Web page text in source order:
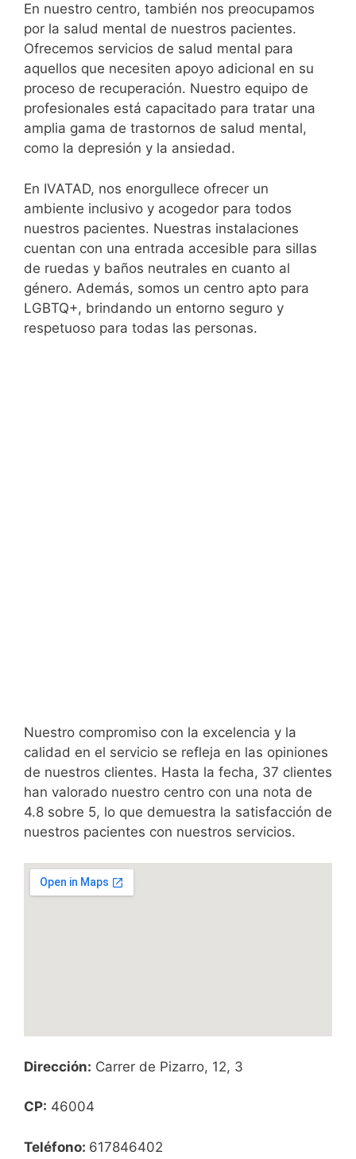
En nuestro centro, también nos preocupamos
por la salud mental de nuestros pacientes.
Ofrecemos servicios de salud mental para
aquellos que necesiten apoyo adicional en su
proceso de recuperación. Nuestro equipo de
profesionales está capacitado para tratar una
amplia gama de trastornos de salud mental,
como la depresión y la ansiedad.
En IVATAD, nos enorgullece ofrecer un
ambiente inclusivo y acogedor para todos
nuestros pacientes. Nuestras instalaciones
cuentan con una entrada accesible para sillas
de ruedas y baños neutrales en cuanto al
género. Además, somos un centro apto para
LGBTQ+, brindando un entorno seguro y
respetuoso para todas las personas.
Nuestro compromiso con la excelencia y la
calidad en el servicio se refleja en las opiniones
de nuestros clientes. Hasta la fecha, 37 clientes
han valorado nuestro centro con una nota de
4.8 sobre 5, lo que demuestra la satisfacción de
nuestros pacientes con nuestros servicios.
Dirección: Carrer de Pizarro, 12, 3
CP: 46004
Teléfono: 617846402